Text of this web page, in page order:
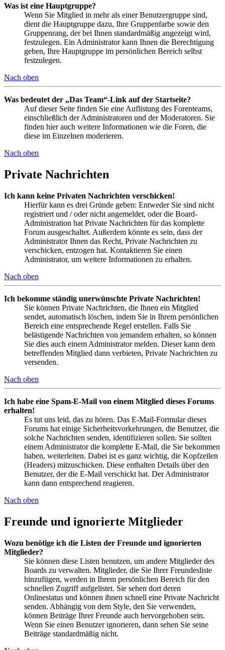
Was ist eine Hauptgruppe?
Wenn Sie Mitglied in mehr als einer Benutzergruppe sind,
dient die Hauptgruppe dazu, Ihre Gruppenfarbe sowie den
Gruppenrang, der bei Ihnen standardmäßig angezeigt wird,
festzulegen. Ein Administrator kann Ihnen die Berechtigung
geben, Ihre Hauptgruppe im persönlichen Bereich selbst
festzulegen.
Nach oben
Was bedeutet der „Das Team“-Link auf der Startseite?
Auf dieser Seite finden Sie eine Auflistung des Forenteams,
einschließlich der Administratoren und der Moderatoren. Sie
finden hier auch weitere Informationen wie die Foren, die
diese im Einzelnen moderieren.
Nach oben
Private Nachrichten
Ich kann keine Privaten Nachrichten verschicken!
Hierfür kann es drei Gründe geben: Entweder Sie sind nicht
registriert und / oder nicht angemeldet, oder die Board-
Administration hat Private Nachrichten für das komplette
Forum ausgeschaltet. Außerdem könnte es sein, dass der
Administrator Ihnen das Recht, Private Nachrichten zu
verschicken, entzogen hat. Kontaktieren Sie einen
Administrator, um weitere Informationen zu erhalten.
Nach oben
Ich bekomme ständig unerwünschte Private Nachrichten!
Sie können Private Nachrichten, die Ihnen ein Mitglied
sendet, automatisch löschen, indem Sie in Ihrem persönlichen
Bereich eine entsprechende Regel erstellen. Falls Sie
belästigende Nachrichten von jemandem erhalten, so können
Sie dies auch einem Administrator melden. Dieser kann dem
betreffenden Mitglied dann verbieten, Private Nachrichten zu
versenden.
Nach oben
Ich habe eine Spam-E-Mail von einem Mitglied dieses Forums
erhalten!
Es tut uns leid, das zu hören. Das E-Mail-Formular dieses
Forums hat einige Sicherheitsvorkehrungen, die Benutzer, die
solche Nachrichten senden, identifizieren sollen. Sie sollten
einem Administrator die komplette E-Mail, die Sie bekommen
haben, weiterleiten. Dabei ist es ganz wichtig, die Kopfzeilen
(Headers) mitzuschicken. Diese enthalten Details über den
Benutzer, der die E-Mail verschickt hat. Der Administrator
kann dann entsprechend reagieren.
Nach oben
Freunde und ignorierte Mitglieder
Wozu benötige ich die Listen der Freunde und ignorierten
Mitglieder?
Sie können diese Listen benutzen, um andere Mitglieder des
Boards zu verwalten. Mitglieder, die Sie Ihrer Freundesliste
hinzufügen, werden in Ihrem persönlichen Bereich für den
schnellen Zugriff aufgelistet. Sie sehen dort deren
Onlinestatus und können ihnen schnell eine Private Nachricht
senden. Abhängig von dem Style, den Sie verwenden,
können Beiträge Ihrer Freunde auch hervorgehoben sein.
Wenn Sie einen Benutzer ignorieren, dann sehen Sie seine
Beiträge standardmäßig nicht.